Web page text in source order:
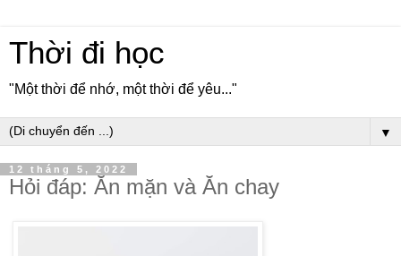
Thời đi học
"Một thời để nhớ, một thời để yêu..."
▼
12 tháng 5, 2022
Hỏi đáp: Ăn mặn và Ăn chay